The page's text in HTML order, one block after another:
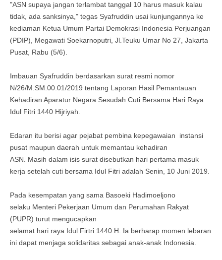
"ASN supaya jangan terlambat tanggal 10 harus masuk kalau
tidak, ada sanksinya," tegas Syafruddin usai kunjungannya ke
kediaman Ketua Umum Partai Demokrasi Indonesia Perjuangan
(PDIP), Megawati Soekarnoputri, Jl.Teuku Umar No 27, Jakarta
Pusat, Rabu (5/6).
Imbauan Syafruddin berdasarkan surat resmi nomor
N/26/M.SM.00.01/2019 tentang Laporan Hasil Pemantauan
Kehadiran Aparatur Negara Sesudah Cuti Bersama Hari Raya
Idul Fitri 1440 Hijriyah.
Edaran itu berisi agar pejabat pembina kepegawaian instansi
pusat maupun daerah untuk memantau kehadiran
ASN. Masih dalam isis surat disebutkan hari pertama masuk
kerja setelah cuti bersama Idul Fitri adalah Senin, 10 Juni 2019.
Pada kesempatan yang sama Basoeki Hadimoeljono
selaku Menteri Pekerjaan Umum dan Perumahan Rakyat
(PUPR) turut mengucapkan
selamat hari raya Idul Firtri 1440 H. Ia berharap momen lebaran
ini dapat menjaga solidaritas sebagai anak-anak Indonesia.